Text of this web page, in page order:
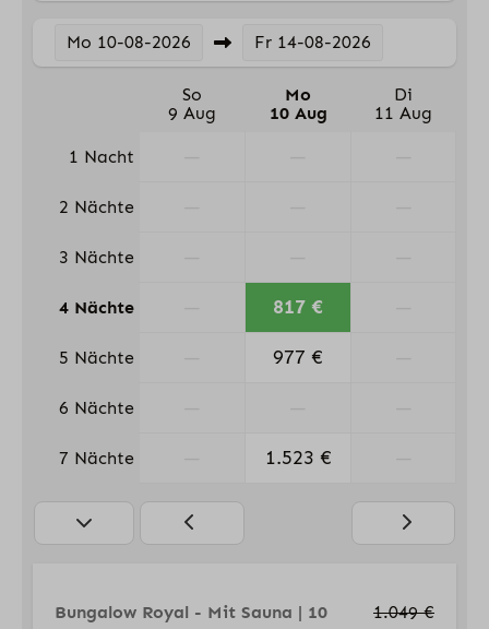
Sonnenschirm
Mo 10-08-2026 Fr 14-08-2026
So
9 Aug
Mo
10 Aug
Di
11 Aug
1 Nacht
2 Nächte
3 Nächte
4 Nächte 817 €
5 Nächte 977 €
6 Nächte
7 Nächte 1.523 €
1.049 €
Bungalow Royal - Mit Sauna | 10